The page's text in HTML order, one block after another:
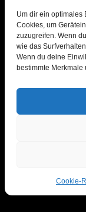
Um dir ein optimales
Cookies, um
zuzugreifen. Wenn
wie das
Wenn du deine
bestimmte
Cookie-